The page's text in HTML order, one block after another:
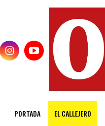
PORTADA EL CALLEJERO